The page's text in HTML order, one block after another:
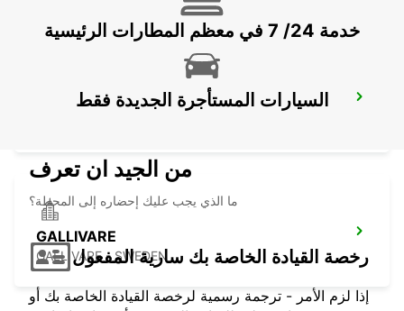
GALLIVARE RESECENTRUM
GALLIVARE
GALLIVARE - SWEDEN
خدمة 24/ 7 في معظم المطارات الرئيسية
السيارات المستأجرة الجديدة فقط
من الجيد ان تعرف
ما الذي يجب عليك إحضاره إلى المحطة؟
رخصة القيادة الخاصة بك سارية المفعول
إذا لزم الأمر - ترجمة رسمية لرخصة القيادة الخاصة بك أو